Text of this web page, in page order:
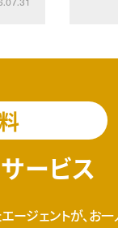
ービス
ージェントが、お